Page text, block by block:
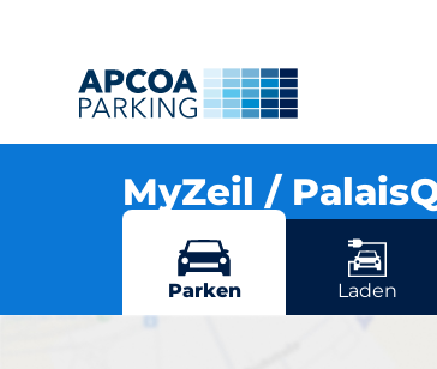
MyZeil /
Mehr Standorte in Frankfurt
Parken Laden